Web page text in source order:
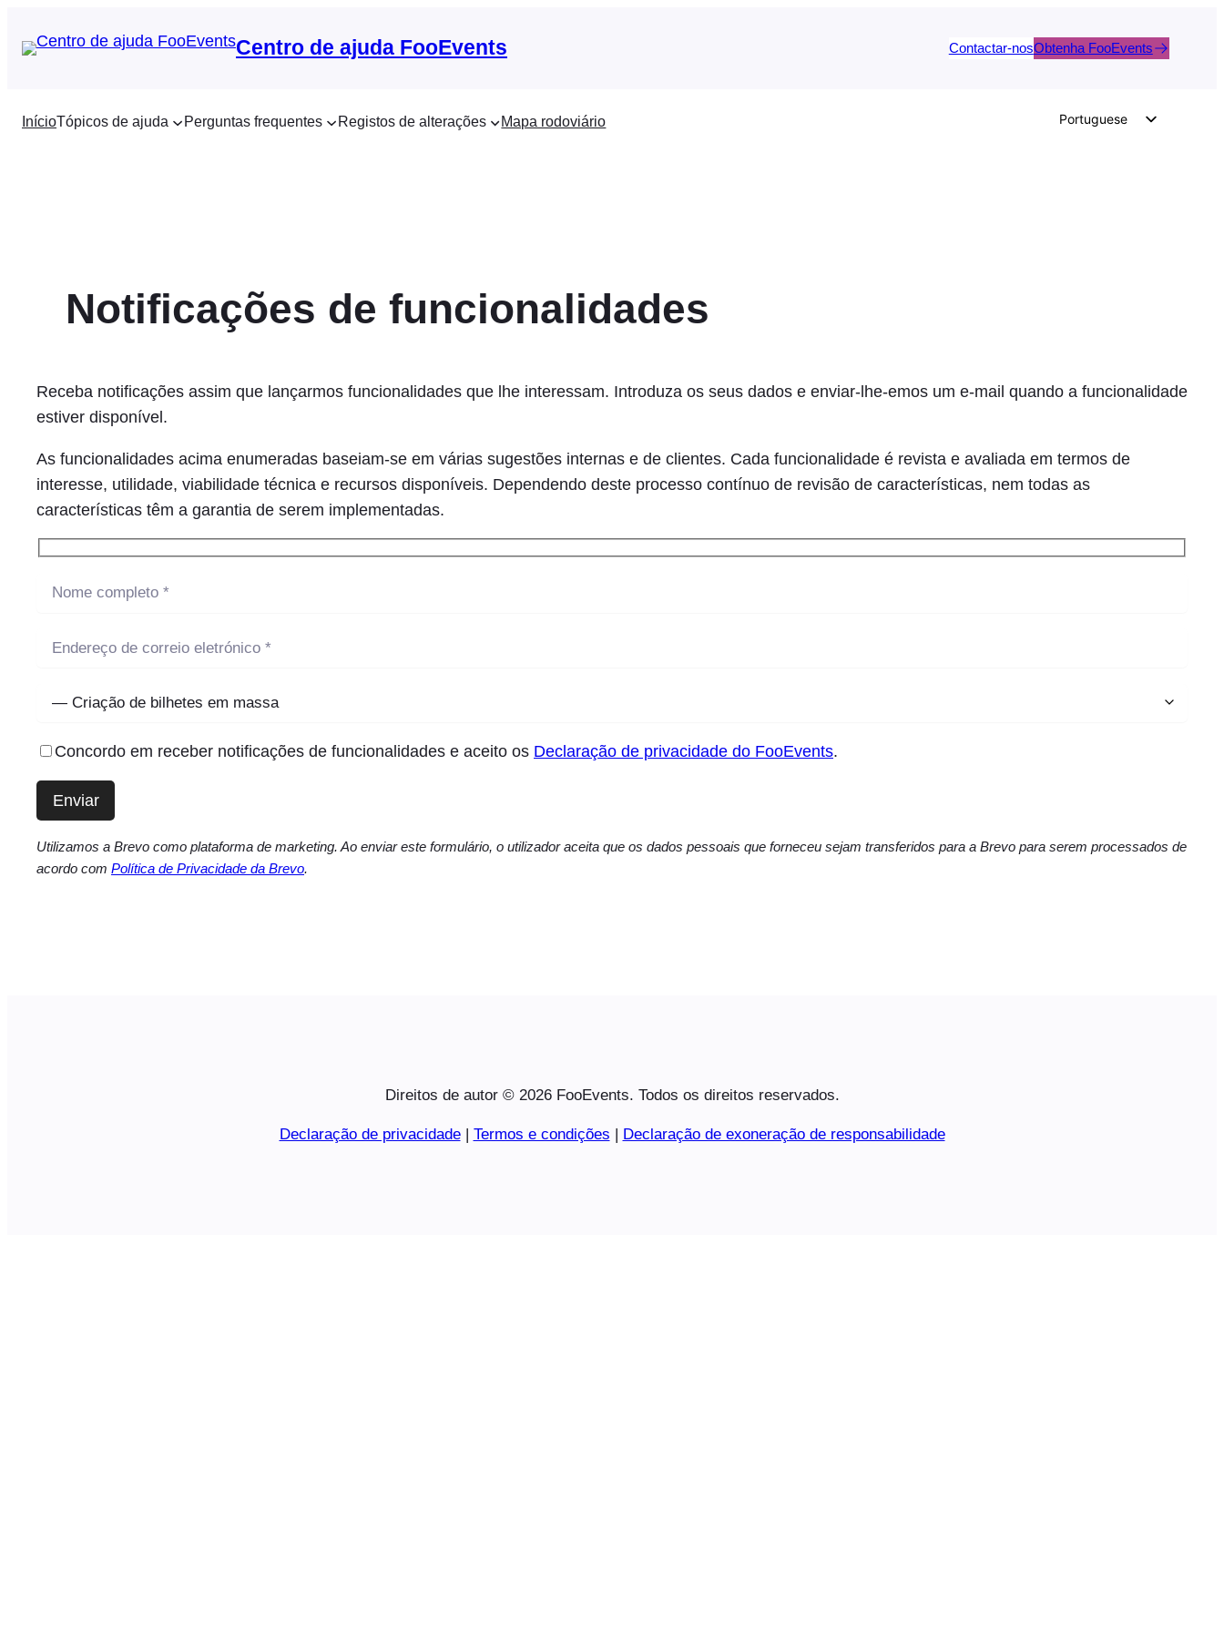
para
Centro de ajuda FooEvents Contactar-nosObtenha FooEvents
InícioTópicos de ajuda Perguntas frequentes Registos de alterações Mapa rodoviário
Portuguese
Greek
Notificações de funcionalidades
Receba notificações assim que lançarmos funcionalidades que lhe interessam. Introduza os seus dados e enviar-lhe-emos um e-mail quando a funcionalidade
estiver disponível.
As funcionalidades acima enumeradas baseiam-se em várias sugestões internas e de clientes. Cada funcionalidade é revista e avaliada em termos de
interesse, utilidade, viabilidade técnica e recursos disponíveis. Dependendo deste processo contínuo de revisão de características, nem todas as
características têm a garantia de serem implementadas.
Concordo em receber notificações de funcionalidades e aceito os Declaração de privacidade do FooEvents.
Utilizamos a Brevo como plataforma de marketing. Ao enviar este formulário, o utilizador aceita que os dados pessoais que forneceu sejam transferidos para a Brevo para serem processados de
acordo com Política de Privacidade da Brevo.
Direitos de autor © 2026 FooEvents. Todos os direitos reservados.
Declaração de privacidade| Termos e condições | Declaração de exoneração de responsabilidade